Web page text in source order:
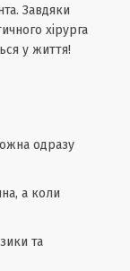
Завдяки
хірурга
у життя!
одразу
а коли
та